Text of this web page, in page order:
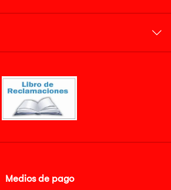
Medios de pago